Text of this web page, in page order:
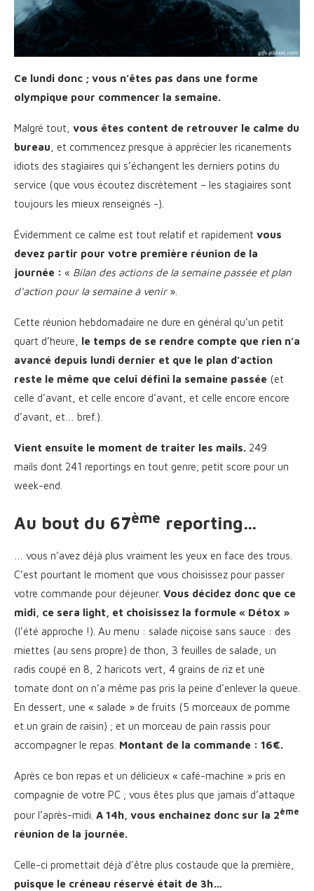
Ce lundi donc ; vous n’êtes pas dans une forme
olympique pour commencer la semaine.
Malgré tout, vous êtes content de retrouver le calme du
bureau , et commencez presque à apprécier les ricanements
idiots des stagiaires qui s’échangent les derniers potins du
service (que vous écoutez discrètement – les stagiaires sont
toujours les mieux renseignés -).
Évidemment ce calme est tout relatif et rapidement vous
devez partir pour votre première réunion de la
journée : « Bilan des actions de la semaine passée et plan
d’action pour la semaine à venir».
Cette réunion hebdomadaire ne dure en général qu’un petit
quart d’heure, le temps de se rendre compte que rien n’a
avancé depuis lundi dernier et que le plan d’action
reste le même que celui défini la semaine passée (et
celle d’avant, et celle encore d’avant, et celle encore encore
d’avant, et… bref.).
Vient ensuite le moment de traiter les mails. 249
mails dont 241 reportings en tout genre; petit score pour un
week-end.
Au bout du 67ème reporting…
… vous n’avez déjà plus vraiment les yeux en face des trous.
C’est pourtant le moment que vous choisissez pour passer
votre commande pour déjeuner. Vous décidez donc que ce
midi, ce sera light, et choisissez la formule « Détox »
(l’été approche !). Au menu : salade niçoise sans sauce : des
miettes (au sens propre) de thon, 3 feuilles de salade, un
radis coupé en 8, 2 haricots vert, 4 grains de riz et une
tomate dont on n’a même pas pris la peine d’enlever la queue.
En dessert, une « salade » de fruits (5 morceaux de pomme
et un grain de raisin) ; et un morceau de pain rassis pour
accompagner le repas. Montant de la commande : 16€.
Après ce bon repas et un délicieux « café-machine » pris en
compagnie de votre PC ; vous êtes plus que jamais d’attaque
pour l’après-midi. A 14h, vous enchaînez donc sur la 2ème
réunion de la journée.
Celle-ci promettait déjà d’être plus costaude que la première,
puisque le créneau réservé était de 3h…